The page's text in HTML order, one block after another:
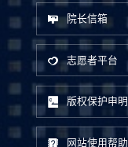
院长信箱
志愿者平台
版权保护申明
网站使用帮助